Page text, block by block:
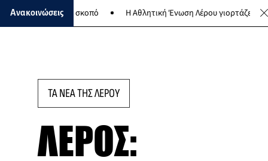
Ανακοινώσεις
φιλανθρωπικό σκοπό Η Αθλητική Ένωση Λέρου γιορτάζει 30
ΤΑ ΝΕΑ ΤΗΣ ΛΕΡΟΥ
ΛΕΡΟΣ: